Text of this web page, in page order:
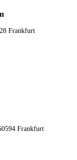
Frankfurt
Frankfurt